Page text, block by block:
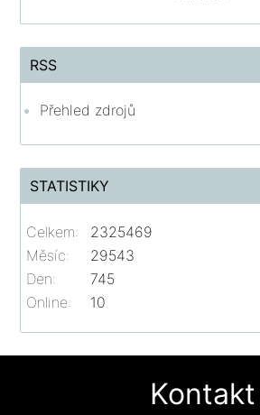
RSS
Přehled zdrojů
STATISTIKY
Online: 10
Celkem:
2325469
Měsíc:
29543
Den:
745
Kontakt